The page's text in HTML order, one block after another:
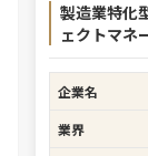
製造業特化
ェクトマネ
企業名
業界